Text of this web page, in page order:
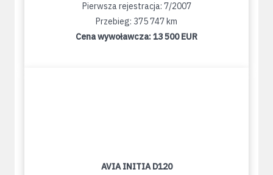
Pierwsza rejestracja: 7/2007
Przebieg: 375 747 km
Cena wywoławcza:13 500 EUR
AVIA INITIA D120